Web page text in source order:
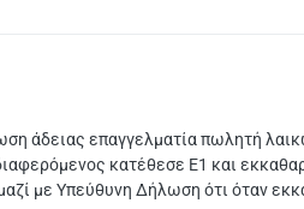
άδειας επαγγελματία πωλητή
κατέθεσε Ε1 και
με Υπεύθυνη Δήλωση ότι όταν